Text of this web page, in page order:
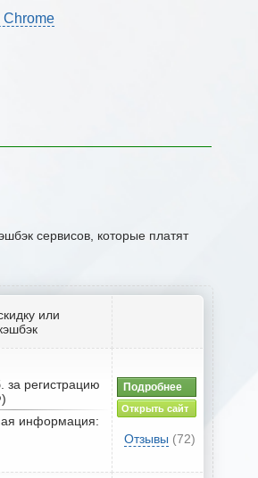
Chrome
сервисов, которые платят
или
за регистрацию
информация:
Подробнее
Открыть сайт
Отзывы (72)